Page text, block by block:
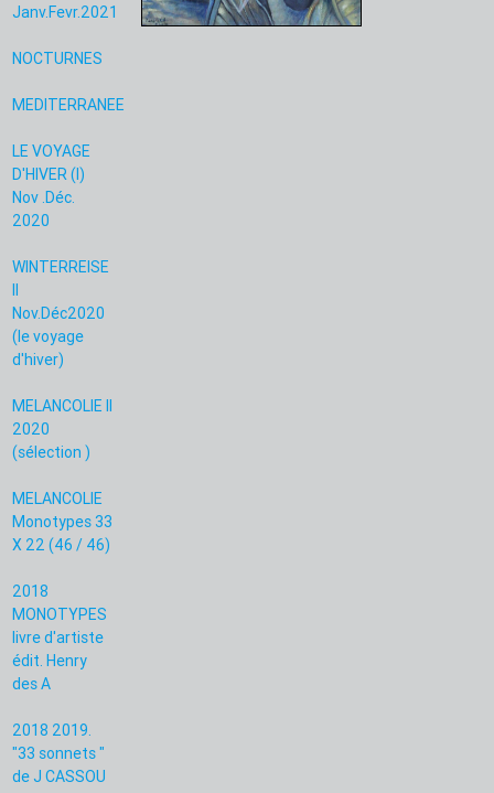
Janv.Fevr.2021
NOCTURNES
MEDITERRANEE
LE VOYAGE
D'HIVER (I)
Nov .Déc.
2020
WINTERREISE
II
Nov.Déc2020
(le voyage
d'hiver)
MELANCOLIE II
2020
(sélection )
MELANCOLIE
Monotypes 33
X 22 (46 / 46)
2018
MONOTYPES
livre d'artiste
édit. Henry
des A
2018 2019.
"33 sonnets "
de J CASSOU